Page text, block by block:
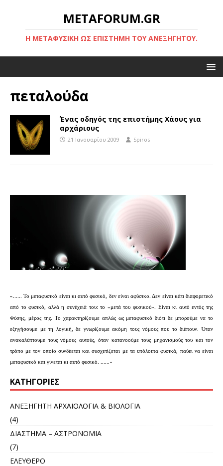
METAFORUM.GR
Η ΜΕΤΑΦΥΣΙΚΉ ΩΣ ΕΠΙΣΤΉΜΗ ΤΟΥ ΑΝΕΞΉΓΗΤΟΥ.
πεταλούδα
Ένας οδηγός της επιστήμης Χάους για
αρχάριους
21 Ιανουαρίου 2009 Spiros
«...... Το μεταφυσικό είναι κι αυτό φυσικό, δεν είναι αφύσικο. Δεν είναι κάτι διαφορετικό
από το φυσικό, αλλά η συνέχειά του: το «μετά του φυσικού». Είναι κι αυτό εντός της
Φύσης, μέρος της. Το χαρακτηρίζουμε απλώς ως μεταφυσικό διότι δε μπορούμε να το
εξηγήσουμε με τη λογική, δε γνωρίζουμε ακόμη τους νόμους που το διέπουν. Όταν
ανακαλύπτουμε τους νόμους αυτούς, όταν κατανοούμε τους μηχανισμούς του και τον
τρόπο με τον οποίο συνδέεται και συσχετίζεται με τα υπόλοιπα φυσικά, παύει να είναι
μεταφυσικό και γίνεται κι αυτό φυσικό. ......»
KΑΤΗΓΟΡΊΕΣ
ΑΝΕΞΗΓΗΤΗ ΑΡΧΑΙΟΛΟΓΙΑ & ΒΙΟΛΟΓΙΑ
(4)
ΔΙΑΣΤΗΜΑ – ΑΣΤΡΟΝΟΜΙΑ
(7)
ΕΛΕΥΘΕΡΟ